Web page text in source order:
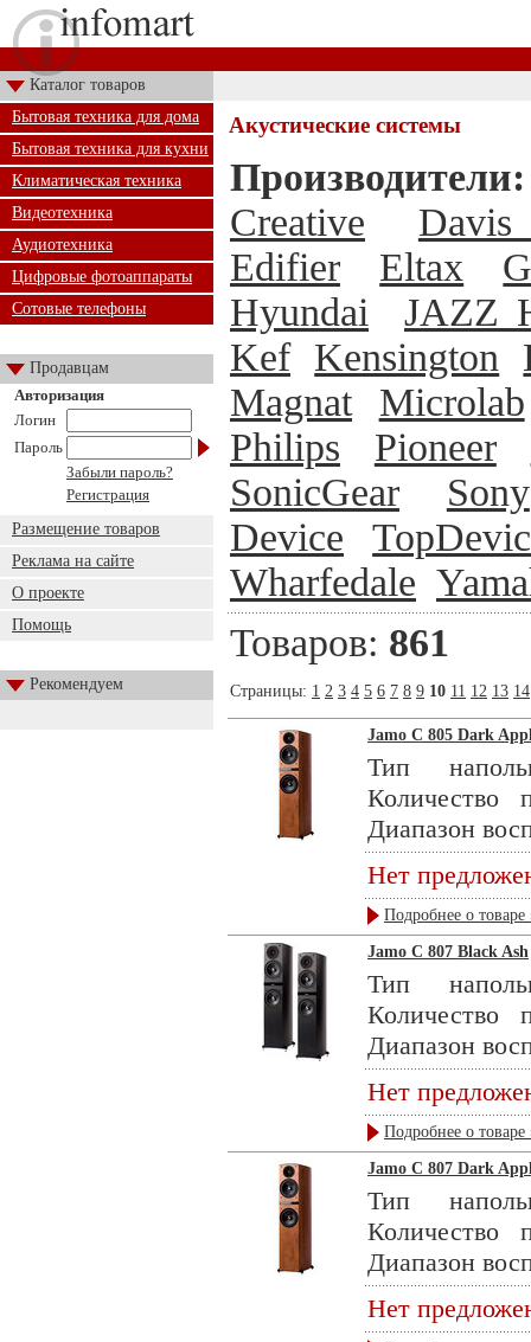
Каталог товаров
Бытовая техника для дома
Бытовая техника для кухни
Климатическая техника
Видеотехника
Аудиотехника
Цифровые фотоаппараты
Сотовые телефоны
Продавцам
Авторизация
Логин
Пароль
Забыли пароль?
Регистрация
Размещение товаров
Реклама на сайте
О проекте
Помощь
Рекомендуем
Акустические системы
Производители:
Creative
Davis
Edifier
Eltax
Hyundai
JAZZ
Kef Kensington
Magnat
Microlab
Philips
Pioneer
SonicGear
Sony
Device
Wharfedale
Товаров: 861
Страницы: 1 2 3 4 5 6 7 8 9 10 11 12 13 14
Jamo C 805 Dark
Тип
Диапазон
Нет
Подробнее о товаре
Jamo C 807 Black Ash
Тип
Диапазон
Нет
Подробнее о товаре
Jamo C 807 Dark
Тип
Диапазон
Нет